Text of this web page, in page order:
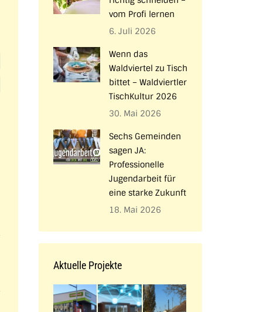
vom Profi lernen
6. Juli 2026
Wenn das
Waldviertel zu Tisch
bittet – Waldviertler
TischKultur 2026
30. Mai 2026
Sechs Gemeinden
sagen JA:
Professionelle
Jugendarbeit für
eine starke Zukunft
18. Mai 2026
Aktuelle Projekte